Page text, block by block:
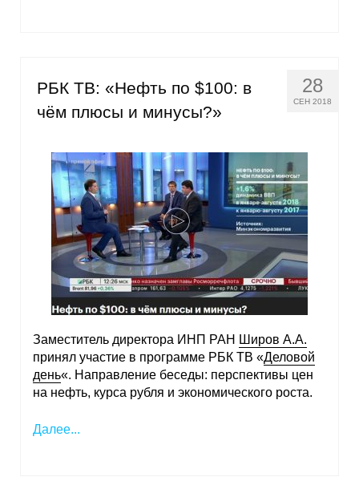
28
СЕН 2018
РБК ТВ: «Нефть по $100: в
чём плюсы и минусы?»
Заместитель директора ИНП РАН Широв А.А.
принял участие в программе РБК ТВ «Деловой
день«. Направление беседы: перспективы цен
на нефть, курса рубля и экономического роста.
Далее...